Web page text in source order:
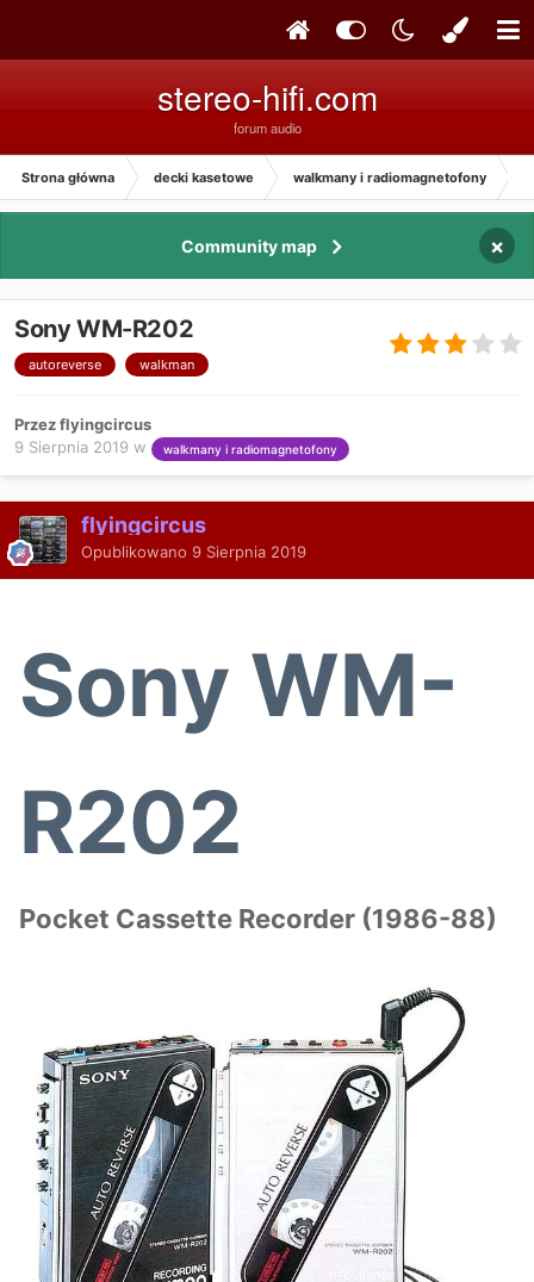
stereo-hifi.com
forum audio
Strona główna decki kasetowe walkmany i radiomagnetofony
Community map ×
Sony WM-R202
autoreverse walkman
Przez flyingcircus
9 Sierpnia 2019 w walkmany i radiomagnetofony
flyingcircus
Opublikowano 9 Sierpnia 2019
Sony WM-
R202
Pocket Cassette Recorder (1986-88)